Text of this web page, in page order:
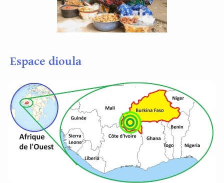
Espace dioula